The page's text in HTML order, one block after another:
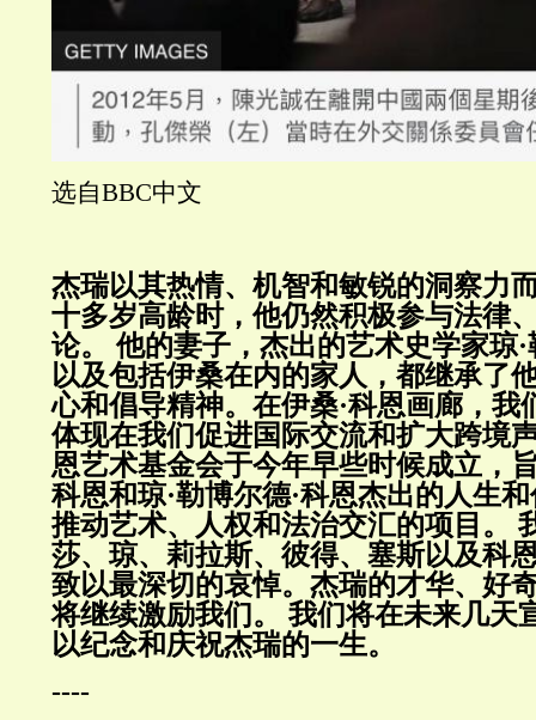
选自BBC中文
杰瑞以其热情、机智和敏锐的洞察力
十多岁高龄时，他仍然积极参与法律
论。
他的妻子，杰出的艺术史学家琼·
以及包括伊桑在内的家人，都继承了
心和倡导精神。在伊桑·科恩画廊，我
体现在我们促进国际交流和扩大跨境
恩艺术基金会于今年早些时候成立，
科恩和琼·勒博尔德·科恩杰出的人生
推动艺术、人权和法治交汇的项目。
莎、琼、莉拉斯、彼得、塞斯以及科
致以最深切的哀悼。杰瑞的才华、好
将继续激励我们。
我们将在未来几天
以纪念和庆祝杰瑞的一生。
----